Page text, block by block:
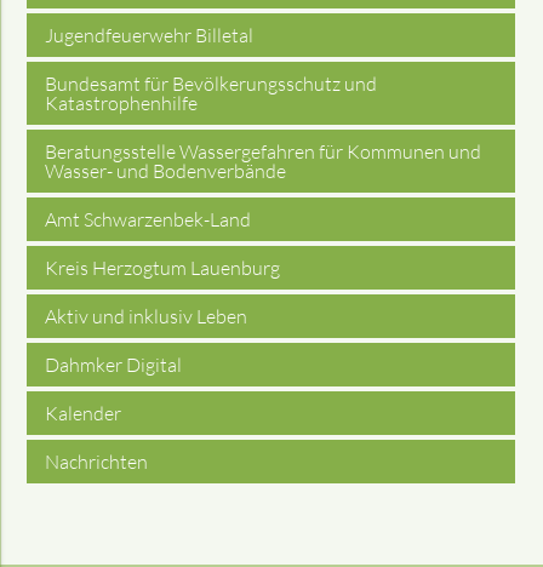
Jugendfeuerwehr Billetal
Bundesamt für Bevölkerungsschutz und
Katastrophenhilfe
Beratungsstelle Wassergefahren für Kommunen und
Wasser- und Bodenverbände
Amt Schwarzenbek-Land
Kreis Herzogtum Lauenburg
Aktiv und inklusiv Leben
Dahmker Digital
Kalender
Nachrichten